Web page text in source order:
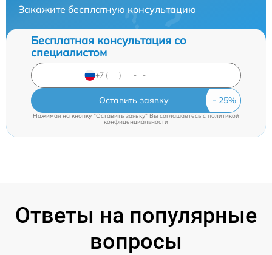
Закажите бесплатную консультацию
Бесплатная консультация со
специалистом
Оставить заявку
Нажимая на кнопку "Оставить заявку" Вы соглашаетесь cполитикой
конфиденциальности
Ответы на популярные
вопросы